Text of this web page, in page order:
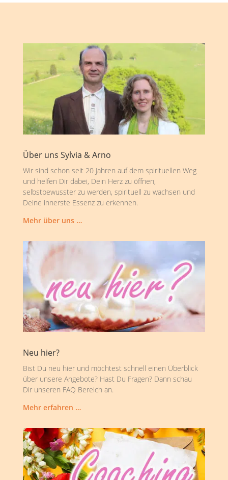
Über uns Sylvia & Arno
Wir sind schon seit 20 Jahren auf dem spirituellen Weg
und helfen Dir dabei, Dein Herz zu öffnen,
selbstbewusster zu werden, spirituell zu wachsen und
Deine innerste Essenz zu erkennen.
Mehr über uns …
Neu hier?
Bist Du neu hier und möchtest schnell einen Überblick
über unsere Angebote? Hast Du Fragen? Dann schau
Dir unseren FAQ Bereich an.
Mehr erfahren …